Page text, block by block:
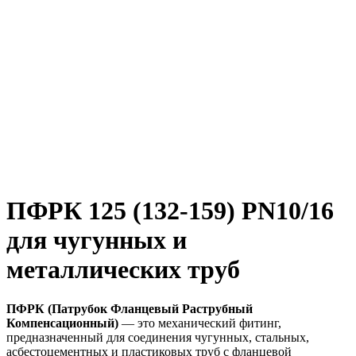
ПФРК 125 (132-159) PN10/16
для чугунных и
металлических труб
ПФРК (Патрубок Фланцевый Раструбный
Компенсационный) — это механический фитинг,
предназначенный для соединения чугунных, стальных,
асбестоцементных и пластиковых труб с фланцевой